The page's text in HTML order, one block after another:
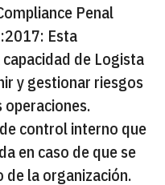
Penal
Esta
de Logista
y gestionar riesgos
operaciones.
control interno que
en caso de que se
la organización.